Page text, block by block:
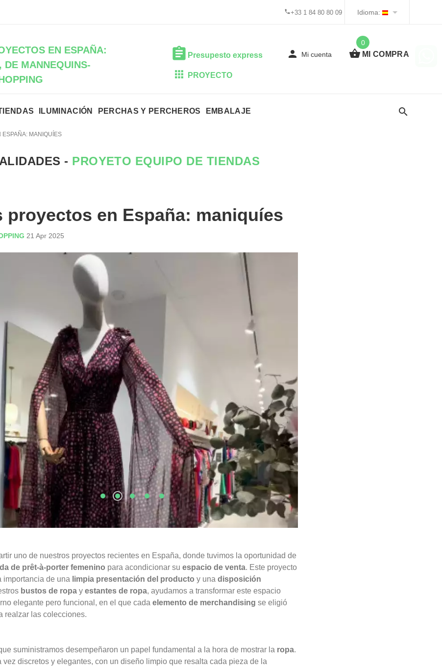
+33 1 84 80 80 09 Idioma:
EN ESPAÑA:
DE MANNEQUINS-
Presupesto express
PROYECTO
Mi cuenta
0
MI COMPRA
ILUMINACIÓN PERCHAS Y PERCHEROS EMBALAJE
ESPAÑA: MANIQUÍES
- PROYETO EQUIPO DE TIENDAS
proyectos en España: maniquíes
21 Apr 2025
uno de nuestros proyectos recientes en España, donde tuvimos la oportunidad de
de prêt-à-porter femenino para acondicionar su espacio de venta. Este proyecto
importancia de una limpia presentación del producto y una disposición
bustos de ropay estantes de ropa, ayudamos a transformar este espacio
elegante pero funcional, en el que cada elemento de merchandising se eligió
realzar las colecciones.
suministramos desempeñaron un papel fundamental a la hora de mostrar la ropa.
vez discretos y elegantes, con un diseño limpio que resalta cada pieza de la